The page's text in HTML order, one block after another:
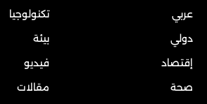
عربي
دولي
إقتصاد
صحة
تكنولوجيا
بيئة
فيديو
مقالات